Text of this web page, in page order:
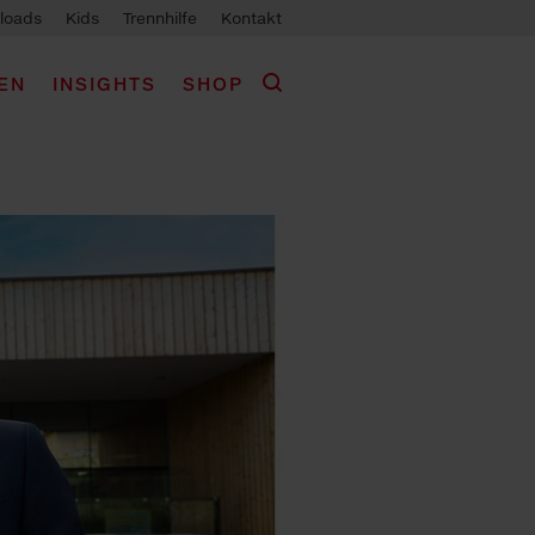
Kids Trennhilfe Kontakt
INSIGHTS SHOP